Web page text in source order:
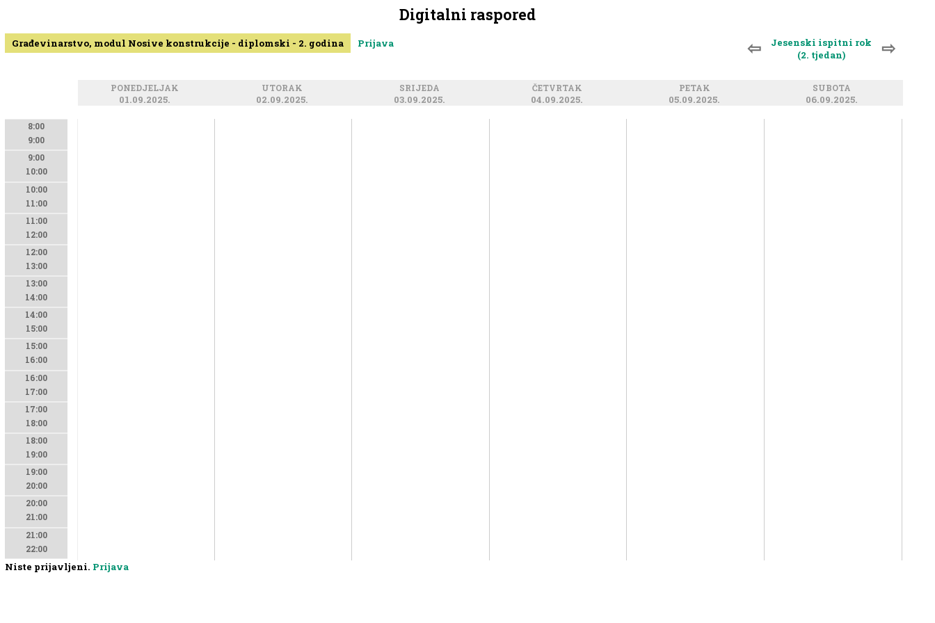
Digitalni raspored
⇦
Jesenski ispitni rok
(2. tjedan)
⇨
Građevinarstvo, modul Nosive konstrukcije - diplomski - 2. godina Prijava
PONEDJELJAK
01.09.2025.
UTORAK
02.09.2025.
SRIJEDA
03.09.2025.
ČETVRTAK
04.09.2025.
PETAK
05.09.2025.
SUBOTA
06.09.2025.
8:00
9:00
9:00
10:00
10:00
11:00
11:00
12:00
12:00
13:00
13:00
14:00
14:00
15:00
15:00
16:00
16:00
17:00
17:00
18:00
18:00
19:00
19:00
20:00
20:00
21:00
21:00
22:00
Niste prijavljeni. Prijava